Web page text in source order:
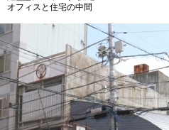
オフィスと住宅の中間